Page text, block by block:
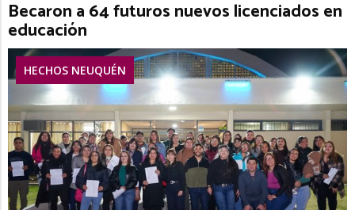
Becaron a 64 futuros nuevos licenciados en
educación
HECHOS NEUQUÉN